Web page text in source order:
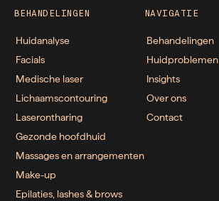
BEHANDELINGEN
Huidanalyse
Facials
Medische laser
Lichaamscontouring
Laserontharing
Gezonde hoofdhuid
Massages en arrangementen
Make-up
Epilaties, lashes & brows
NAVIGATIE
Behandelingen
Huidproblemen
Insights
Over ons
Contact